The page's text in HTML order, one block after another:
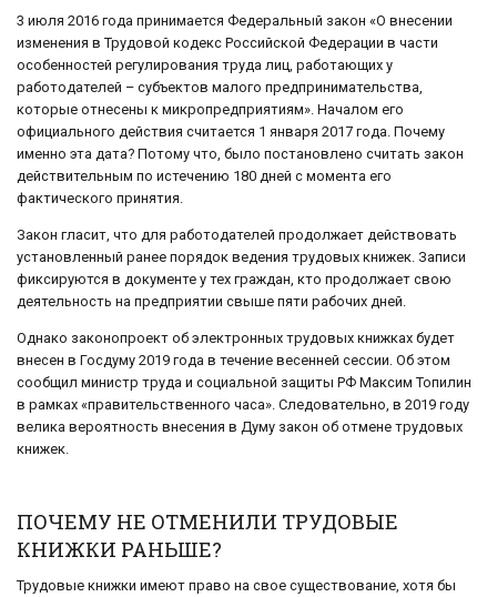
3 июля 2016 года принимается Федеральный закон «О внесении
изменения в Трудовой кодекс Российской Федерации в части
особенностей регулирования труда лиц, работающих у
работодателей – субъектов малого предпринимательства,
которые отнесены к микропредприятиям». Началом его
официального действия считается 1 января 2017 года. Почему
именно эта дата? Потому что, было постановлено считать закон
действительным по истечению 180 дней с момента его
фактического принятия.
Закон гласит, что для работодателей продолжает действовать
установленный ранее порядок ведения трудовых книжек. Записи
фиксируются в документе у тех граждан, кто продолжает свою
деятельность на предприятии свыше пяти рабочих дней.
Однако законопроект об электронных трудовых книжках будет
внесен в Госдуму 2019 года в течение весенней сессии. Об этом
сообщил министр труда и социальной защиты РФ Максим Топилин
в рамках «правительственного часа». Следовательно, в 2019 году
велика вероятность внесения в Думу закон об отмене трудовых
книжек.
ПОЧЕМУ НЕ ОТМЕНИЛИ ТРУДОВЫЕ
КНИЖКИ РАНЬШЕ?
Трудовые книжки имеют право на свое существование, хотя бы